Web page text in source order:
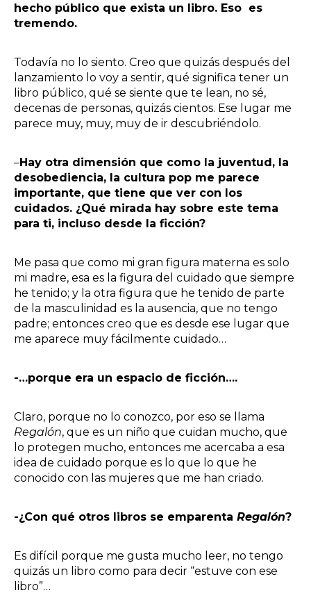
hecho público que exista un libro. Eso es
tremendo.
Todavía no lo siento. Creo que quizás después del
lanzamiento lo voy a sentir, qué significa tener un
libro público, qué se siente que te lean, no sé,
decenas de personas, quizás cientos. Ese lugar me
parece muy, muy, muy de ir descubriéndolo.
–Hay otra dimensión que como la juventud, la
desobediencia, la cultura pop me parece
importante, que tiene que ver con los
cuidados. ¿Qué mirada hay sobre este tema
para ti, incluso desde la ficción?
Me pasa que como mi gran figura materna es solo
mi madre, esa es la figura del cuidado que siempre
he tenido; y la otra figura que he tenido de parte
de la masculinidad es la ausencia, que no tengo
padre; entonces creo que es desde ese lugar que
me aparece muy fácilmente cuidado…
-…porque era un espacio de ficción….
Claro, porque no lo conozco, por eso se llama
Regalón, que es un niño que cuidan mucho, que
lo protegen mucho, entonces me acercaba a esa
idea de cuidado porque es lo que lo que he
conocido con las mujeres que me han criado.
-¿Con qué otros libros se emparenta Regalón?
Es difícil porque me gusta mucho leer, no tengo
quizás un libro como para decir “estuve con ese
libro”…